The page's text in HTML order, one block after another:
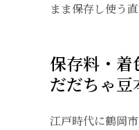
まま保存し使う
保存料・着
だだちゃ
江戸時代に鶴岡